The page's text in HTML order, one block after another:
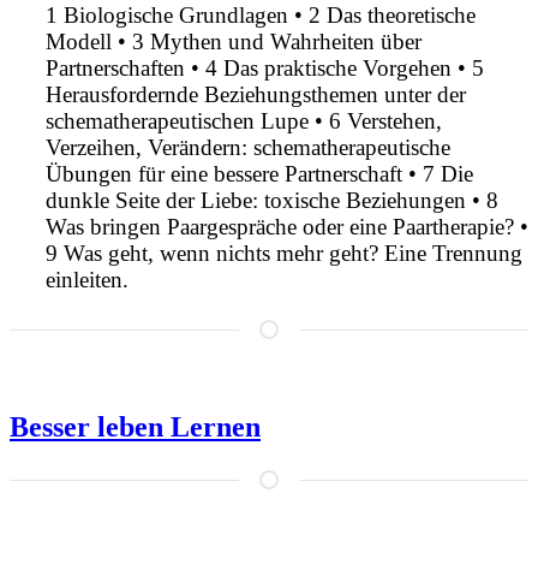
1 Biologische Grundlagen • 2 Das theoretische
Modell • 3 Mythen und Wahrheiten über
Partnerschaften • 4 Das praktische Vorgehen • 5
Herausfordernde Beziehungsthemen unter der
schematherapeutischen Lupe • 6 Verstehen,
Verzeihen, Verändern: schematherapeutische
Übungen für eine bessere Partnerschaft • 7 Die
dunkle Seite der Liebe: toxische Beziehungen • 8
Was bringen Paargespräche oder eine Paartherapie? •
9 Was geht, wenn nichts mehr geht? Eine Trennung
einleiten.
Besser leben Lernen